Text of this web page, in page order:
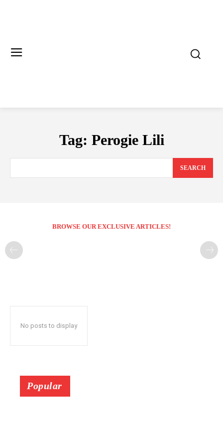
Tag: Perogie Lili
SEARCH
BROWSE OUR EXCLUSIVE ARTICLES!
No posts to display
Popular